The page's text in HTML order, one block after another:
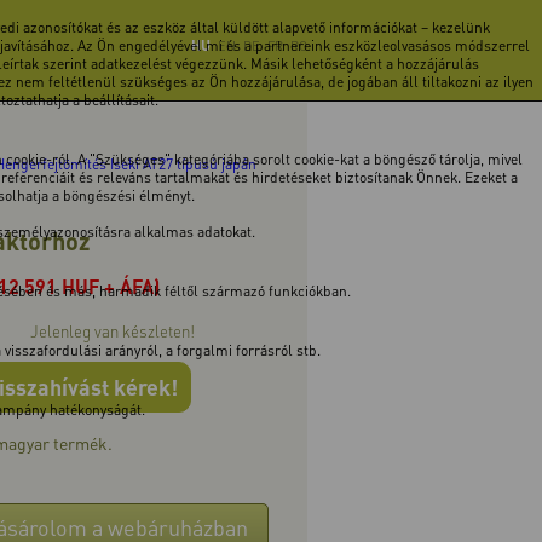
azonosítókat és az eszköz által küldött alapvető információkat – kezelünk
Az Ön engedélyével mi és a partnereink eszközleolvasásos módszerrel
szerint adatkezelést végezzünk. Másik lehetőségként a hozzájárulás
nem feltétlenül szükséges az Ön hozzájárulása, de jogában áll tiltakozni az ilyen
a beállításait.
ról. A "Szükséges" kategóriába sorolt cookie-kat a böngésző tárolja, mivel
és releváns tartalmakat és hirdetéseket biztosítanak Önnek. Ezeket a
a böngészési élményt.
alkalmas adatokat.
és más, harmadik féltől származó funkciókban.
visszafordulási arányról, a forgalmi forrásról stb.
hatékonyságát.
HU EN DE FR RO
Iseki AT27 típusú japán
591 HUF + ÁFA)
Jelenleg van készleten!
kérek!
termék.
a webáruházban